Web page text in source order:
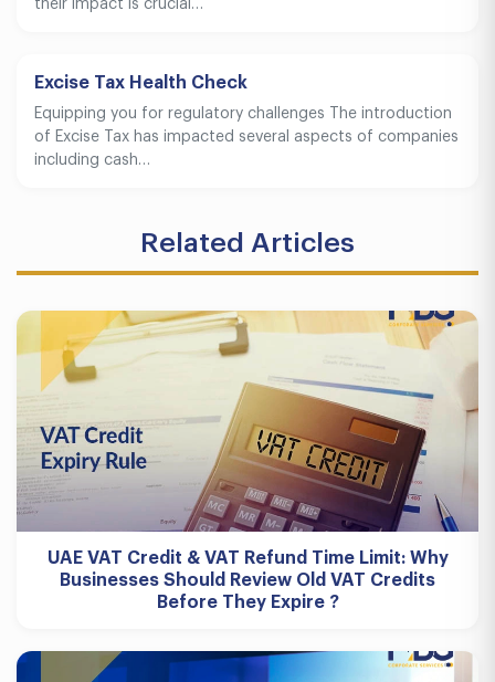
their impact is crucial…
Excise Tax Health Check
Equipping you for regulatory challenges The introduction
of Excise Tax has impacted several aspects of companies
including cash…
Related Articles
UAE VAT Credit & VAT Refund Time Limit: Why
Businesses Should Review Old VAT Credits
Before They Expire ?